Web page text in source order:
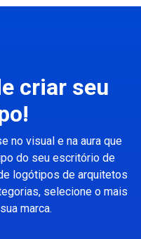
criar seu
no visual e na aura que
do seu escritório de
logótipos de arquitetos
selecione o mais
marca.